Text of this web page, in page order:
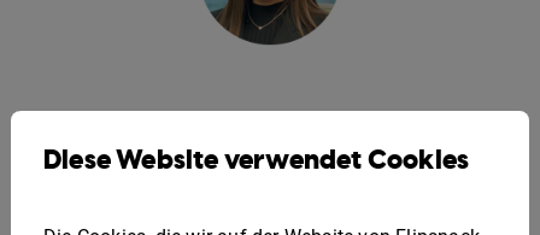
Diese Website verwendet Cookies